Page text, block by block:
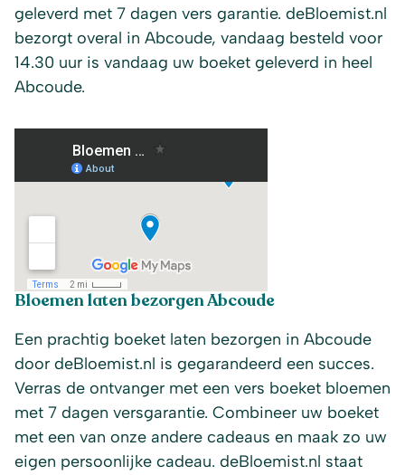
geleverd met 7 dagen vers garantie. deBloemist.nl
bezorgt overal in Abcoude, vandaag besteld voor
14.30 uur is vandaag uw boeket geleverd in heel
Abcoude.
Bloemen laten bezorgen Abcoude
Een prachtig boeket laten bezorgen in Abcoude
door deBloemist.nl is gegarandeerd een succes.
Verras de ontvanger met een vers boeket bloemen
met 7 dagen versgarantie. Combineer uw boeket
met een van onze andere cadeaus en maak zo uw
eigen persoonlijke cadeau. deBloemist.nl staat